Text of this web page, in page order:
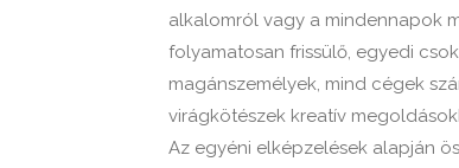
alkalomról vagy a mindennapok
folyamatosan frissülő, egyedi
magánszemélyek, mind cégek
virágkötészek kreatív
Az egyéni elképzelések alapján